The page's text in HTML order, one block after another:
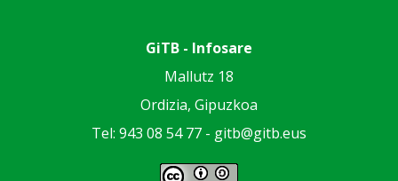
GiTB - Infosare
Mallutz 18
Ordizia, Gipuzkoa
Tel: 943 08 54 77 - gitb@gitb.eus